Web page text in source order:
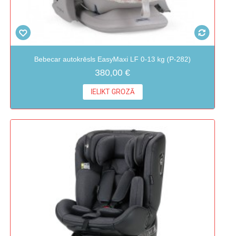
Bebecar autokrēsls EasyMaxi LF 0-13 kg (P-282)
380,00 €
IELIKT GROZĀ